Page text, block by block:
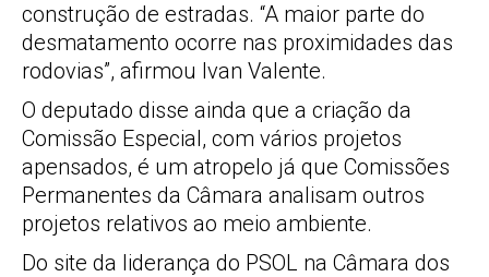
construção de estradas. “A maior parte do
desmatamento ocorre nas proximidades das
rodovias”, afirmou Ivan Valente.
O deputado disse ainda que a criação da
Comissão Especial, com vários projetos
apensados, é um atropelo já que Comissões
Permanentes da Câmara analisam outros
projetos relativos ao meio ambiente.
Do site da liderança do PSOL na Câmara dos